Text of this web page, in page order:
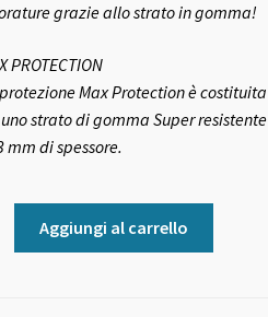
grazie allo strato in gomma!
PROTECTION
Max Protection è costituita
strato di gomma Super resistente
mm di spessore.
Aggiungi al carrello